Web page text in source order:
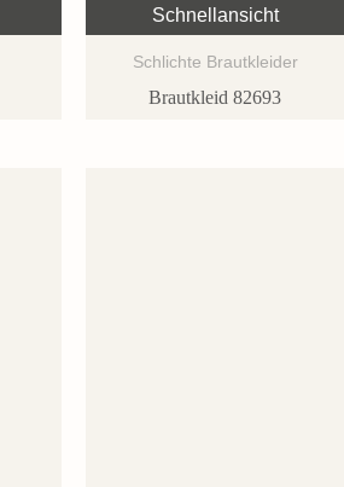
Schnellansicht
Schlichte Brautkleider
Brautkleid 82693